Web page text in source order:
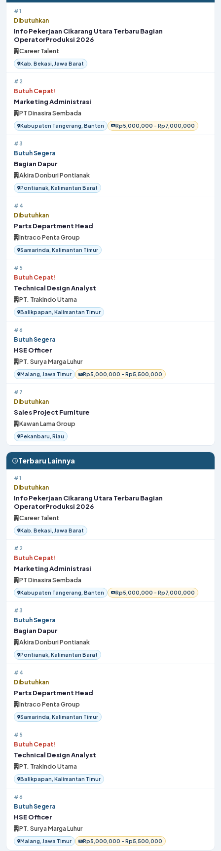
#1
Dibutuhkan
Info Pekerjaan Cikarang Utara Terbaru Bagian
OperatorProduksi 2026
Career Talent
Kab. Bekasi, Jawa Barat
#2
Butuh Cepat!
Marketing Administrasi
PT Dinasira Sembada
Kabupaten Tangerang, Banten Rp5,000,000 - Rp7,000,000
#3
Butuh Segera
Bagian Dapur
Akira Donburi Pontianak
Pontianak, Kalimantan Barat
#4
Dibutuhkan
Parts Department Head
Intraco Penta Group
Samarinda, Kalimantan Timur
#5
Butuh Cepat!
Technical Design Analyst
PT. Trakindo Utama
Balikpapan, Kalimantan Timur
#6
Butuh Segera
HSE Officer
PT. Surya Marga Luhur
Malang, Jawa Timur Rp5,000,000 - Rp5,500,000
#7
Dibutuhkan
Sales Project Furniture
Kawan Lama Group
Pekanbaru, Riau
Terbaru Lainnya
#1
Dibutuhkan
Info Pekerjaan Cikarang Utara Terbaru Bagian
OperatorProduksi 2026
Career Talent
Kab. Bekasi, Jawa Barat
#2
Butuh Cepat!
Marketing Administrasi
PT Dinasira Sembada
Kabupaten Tangerang, Banten Rp5,000,000 - Rp7,000,000
#3
Butuh Segera
Bagian Dapur
Akira Donburi Pontianak
Pontianak, Kalimantan Barat
#4
Dibutuhkan
Parts Department Head
Intraco Penta Group
Samarinda, Kalimantan Timur
#5
Butuh Cepat!
Technical Design Analyst
PT. Trakindo Utama
Balikpapan, Kalimantan Timur
#6
Butuh Segera
HSE Officer
PT. Surya Marga Luhur
Malang, Jawa Timur Rp5,000,000 - Rp5,500,000